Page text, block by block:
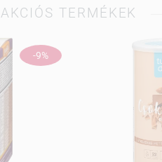
AKCIÓS TERMÉKEK
-9%